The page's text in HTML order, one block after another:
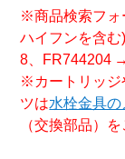
※商品検索フォ
ハイフンを含
8、FR744204
※カートリッジ
ツは水栓金具
（交換部品）